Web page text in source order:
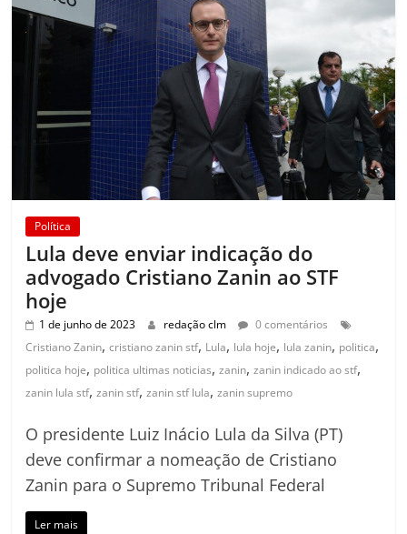
Política
Lula deve enviar indicação do
advogado Cristiano Zanin ao STF
hoje
1 de junho de 2023 redação clm
0 comentários
Cristiano Zanin,cristiano zanin stf, Lula, lula hoje, lula zanin, politica,
politica hoje, politica ultimas noticias,zanin,zanin indicado ao stf,
zanin lula stf,zanin stf,zanin stf lula,zanin supremo
O presidente Luiz Inácio Lula da Silva (PT)
deve confirmar a nomeação de Cristiano
Zanin para o Supremo Tribunal Federal
Ler mais